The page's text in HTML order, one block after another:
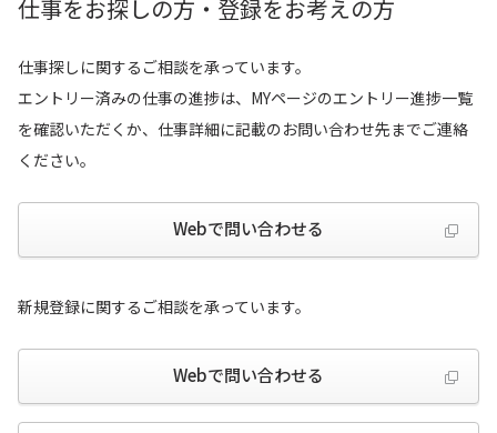
仕事をお探しの方・登録をお考えの方
仕事探しに関するご相談を承っています。
エントリー済みの仕事の進捗は、MYページのエントリー進捗一覧
を確認いただくか、仕事詳細に記載のお問い合わせ先までご連絡
ください。
Webで問い合わせる
新規登録に関するご相談を承っています。
Webで問い合わせる